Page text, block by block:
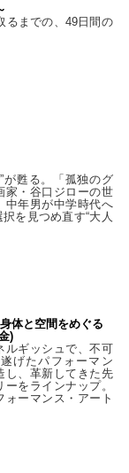
るまでの、49日間の
甦る。「孤独のグ
家・谷口ジローの世
中年男が中学時代へ
を見つめ直す“大人
体と空間をめぐる
)
ルギッシュで、不可
げたパフォーマン
し、革新してきた先
をラインナップ。
ォーマンス・アート